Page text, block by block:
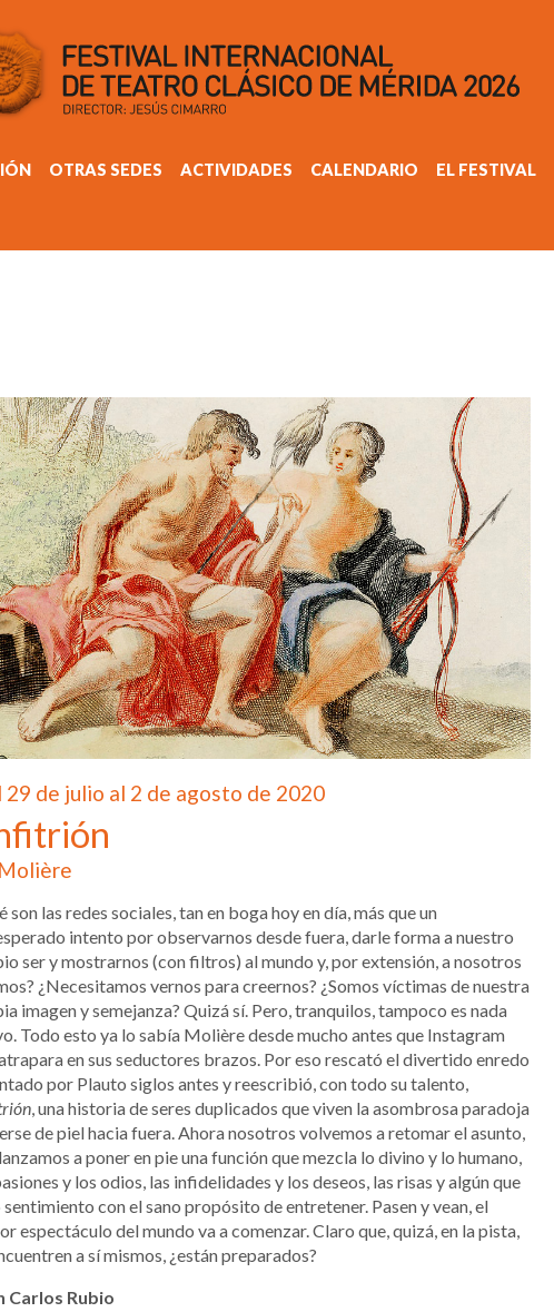
OTRAS SEDES ACTIVIDADES CALENDARIO EL FESTIVAL
29 de julio al 2 de agosto de 2020
son las redes sociales, tan en boga hoy en día, más que un
intento por observarnos desde fuera, darle forma a nuestro
ser y mostrarnos (con filtros) al mundo y, por extensión, a nosotros
¿Necesitamos vernos para creernos? ¿Somos víctimas de nuestra
imagen y semejanza? Quizá sí. Pero, tranquilos, tampoco es nada
Todo esto ya lo sabía Molière desde mucho antes que Instagram
en sus seductores brazos. Por eso rescató el divertido enredo
por Plauto siglos antes y reescribió, con todo su talento,
, una historia de seres duplicados que viven la asombrosa paradoja
de piel hacia fuera. Ahora nosotros volvemos a retomar el asunto,
a poner en pie una función que mezcla lo divino y lo humano,
y los odios, las infidelidades y los deseos, las risas y algún que
con el sano propósito de entretener. Pasen y vean, el
espectáculo del mundo va a comenzar. Claro que, quizá, en la pista,
a sí mismos, ¿están preparados?
Carlos Rubio